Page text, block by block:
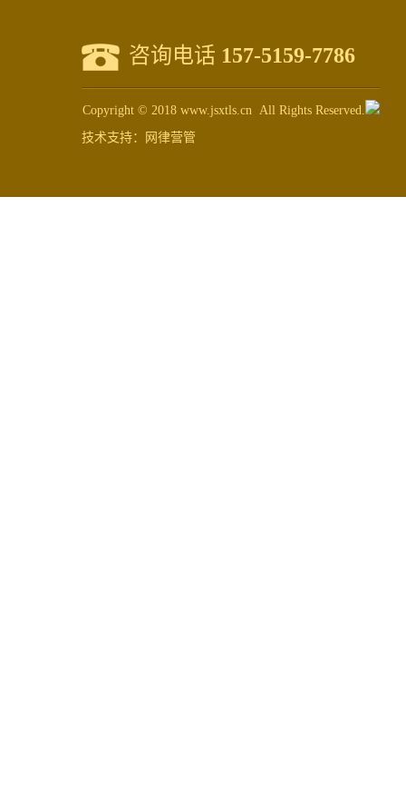
咨询电话 157-5159-7786
Copyright © 2018 www.jsxtls.cn All Rights Reserved.
技术支持：
网律营管